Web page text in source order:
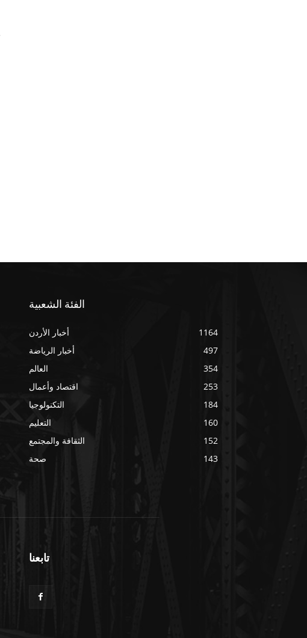
الفئة الشعبية
أخبار الأردن
1164
أخبار الرياضة
497
العالم
354
اقتصاد وأعمال
253
التكنولوجيا
184
التعليم
160
الثقافة والمجتمع
152
صحة
143
تابعنا